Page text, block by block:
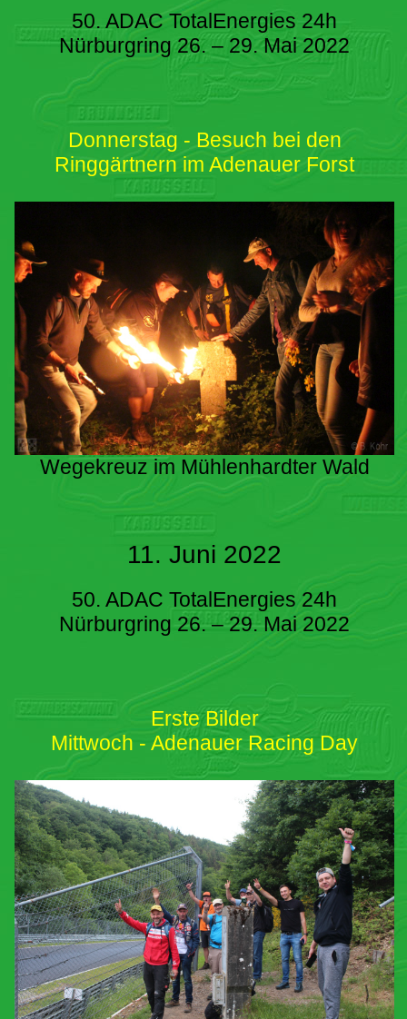
50. ADAC TotalEnergies 24h
Nürburgring 26. – 29. Mai 2022
Donnerstag - Besuch bei den
Ringgärtnern im Adenauer Forst
Wegekreuz im Mühlenhardter Wald
11. Juni 2022
50. ADAC TotalEnergies 24h
Nürburgring 26. – 29. Mai 2022
Erste Bilder
Mittwoch - Adenauer Racing Day